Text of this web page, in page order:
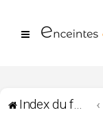
Index du forum